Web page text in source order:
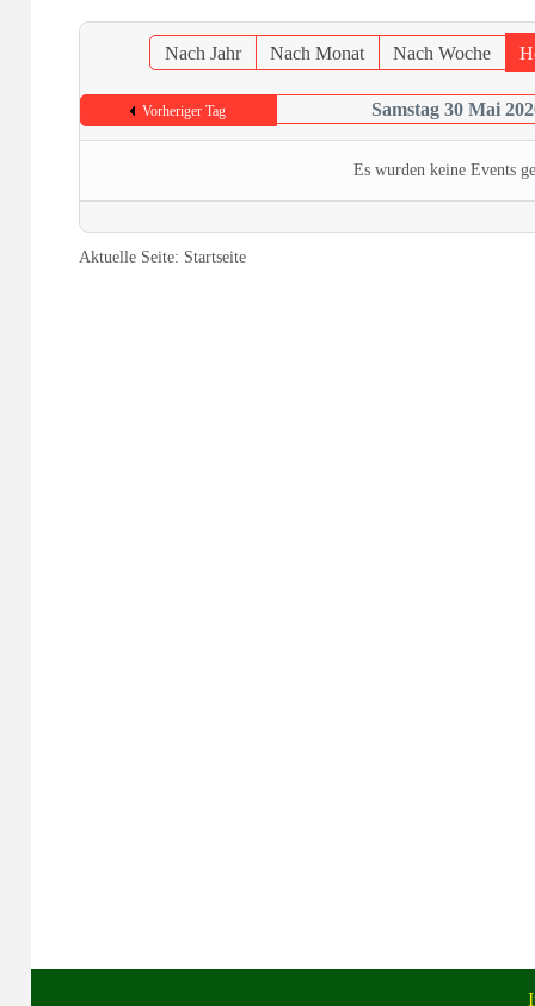
Nach Jahr Nach Monat Nach Woche
Vorheriger Tag Samstag 30 Mai
Es wurden keine Events
Aktuelle Seite: Startseite